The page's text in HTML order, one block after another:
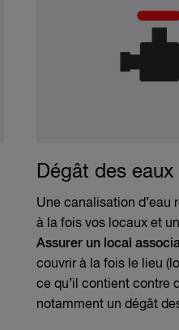
Dégât des eaux
Une canalisation d’eau
à la fois vos locaux et
Assurer un local
couvrir à la fois le lieu
ce qu’il contient contre
notamment un dégât